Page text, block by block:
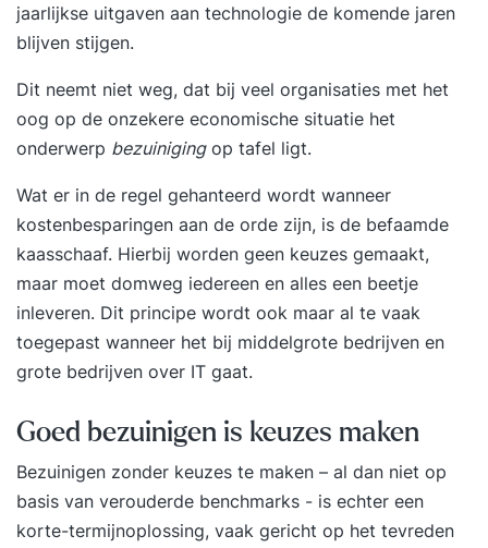
jaarlijkse uitgaven aan technologie de komende jaren
blijven stijgen.
Dit neemt niet weg, dat bij veel organisaties met het
oog op de onzekere economische situatie het
onderwerp bezuinigingop tafel ligt.
Wat er in de regel gehanteerd wordt wanneer
kostenbesparingen aan de orde zijn, is de befaamde
kaasschaaf. Hierbij worden geen keuzes gemaakt,
maar moet domweg iedereen en alles een beetje
inleveren. Dit principe wordt ook maar al te vaak
toegepast wanneer het bij middelgrote bedrijven en
grote bedrijven over IT gaat.
Goed bezuinigen is keuzes maken
Bezuinigen zonder keuzes te maken – al dan niet op
basis van verouderde benchmarks - is echter een
korte-termijnoplossing, vaak gericht op het tevreden